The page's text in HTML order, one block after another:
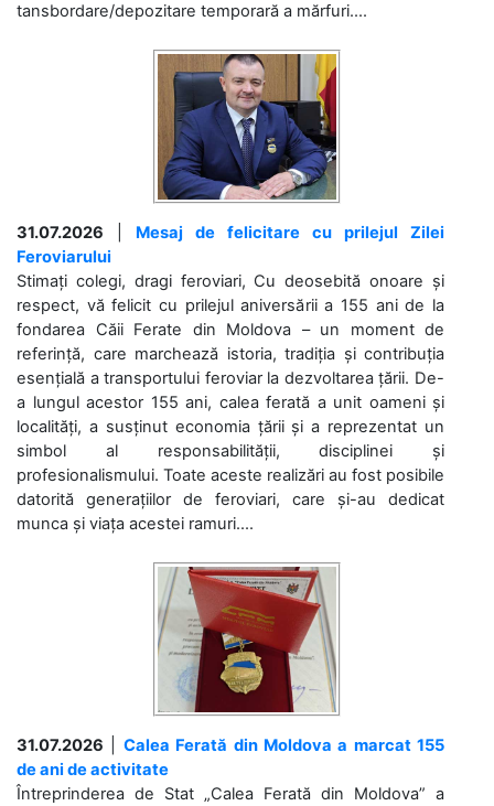
tansbordare/depozitare temporară a mărfuri....
31.07.2026
Mesaj de felicitare cu prilejul Zilei
Feroviarului
Stimați colegi, dragi feroviari, Cu deosebită onoare și
respect, vă felicit cu prilejul aniversării a 155 ani de la
fondarea Căii Ferate din Moldova – un moment de
referință, care marchează istoria, tradiția și contribuția
esențială a transportului feroviar la dezvoltarea țării. De-
a lungul acestor 155 ani, calea ferată a unit oameni și
localități, a susținut economia țării și a reprezentat un
simbol al responsabilității, disciplinei și
profesionalismului. Toate aceste realizări au fost posibile
datorită generațiilor de feroviari, care și-au dedicat
munca și viața acestei ramuri....
31.07.2026
Calea Ferată din Moldova a marcat 155
de ani de activitate
Întreprinderea de Stat „Calea Ferată din Moldova” a